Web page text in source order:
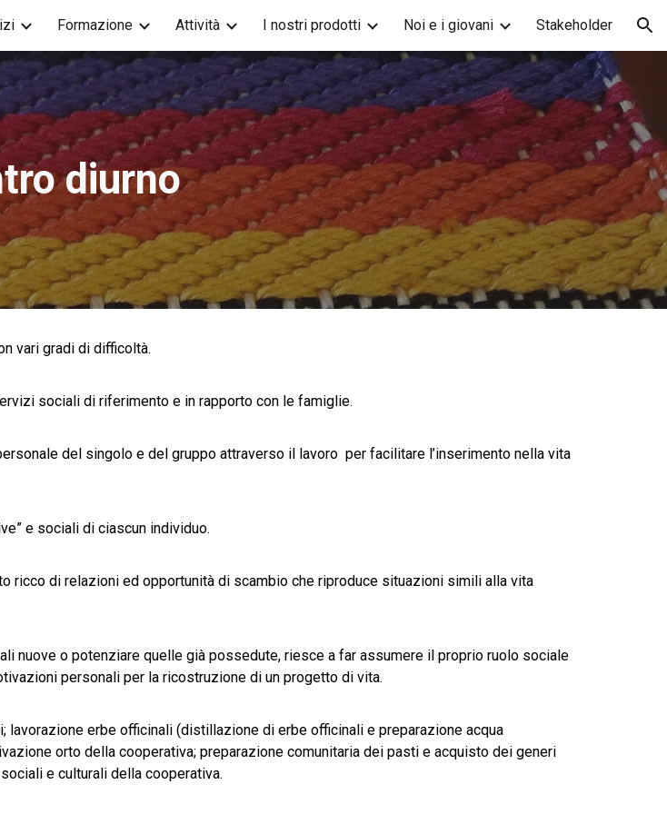
Skip to navigation
Formazione Attività I nostri prodotti Noi e i giovani Stakeholder
diurno
vari gradi di difficoltà.
sociali di riferimento e in rapporto con le famiglie.
del singolo e del gruppo attraverso il lavoro per facilitare l’inserimento nella vita
e sociali di ciascun individuo.
ricco di relazioni ed opportunità di scambio che riproduce situazioni simili alla vita
nuove o potenziare quelle già possedute, riesce a far assumere il proprio ruolo sociale
personali per la ricostruzione di un progetto di vita.
lavorazione erbe officinali (distillazione di erbe officinali e preparazione acqua
orto della cooperativa; preparazione comunitaria dei pasti e acquisto dei generi
e culturali della cooperativa.